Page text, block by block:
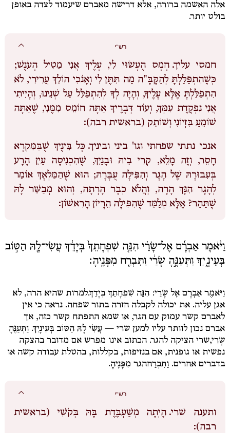
אלה האשמה ברורה, אלא דרישה מאברם שיעמוד לצדה באופן
בולט יותר.
רש"י
חמסי עליך. חָמָס הֶעָשׂוּי לִי, עָלֶיךָ אֲנִי מֵטִיל הָעֹנֶשׁ;
כְּשֶׁהִתְפַּלַּלְתָּ לְהַקָּבָּ"ה מַה תִּתֶּן לִי וְאָנֹכִי הוֹלֵךְ עֲרִירִי, לֹא
הִתְפַּלַּלְתָּ אֶלָּא עָלֶיךָ, וְהָיָה לְךָ לְהִתְפַּלֵּל עַל שְׁנֵינוּ, וְהָיִיתִי
אֲנִי נִפְקֶדֶת עִמְּךָ, וְעוֹד דְּבָרֶיךָ אַתָּה חוֹמֵס מִמֶּנִי, שֶׁאַתָּה
שׁוֹמֵעַ בִּזְיוֹנִי וְשׁוֹתֵק (בראשית רבה):
אנכי נתתי שפחתי וגו' ביני וביניך. כָּל בֵּינֶיךָ שֶׁבַּמִּקְרָא
חָסֵר, וְזֶה מָלֵא, קְרִי בֵיהּ וּבָנַיִךְ, שֶׁהִכְנִיסָה עַיִן הָרָע
בְּעִבּוּרָהּ שֶׁל הָגָר וְהִפִּילָה עֻבָּרָהּ; הוּא שֶׁהַמַּלְאָךְ אוֹמֵר
לְהָגָר הִנָּךְ הָרָה, וְהֲלֹא כְבָר הָרְתָה, וְהוּא מְבַשֵּׁר לָהּ
שֶׁתַּהַר? אֶלָּא מְלַמֵּד שֶׁהִפִּילָה הֵרָיוֹן הָרִאשׁוֹן:
וַיֹּ֨אמֶר אַבְרָ֜ם אֶל־שָׂרַ֗י הִנֵּ֤ה שִׁפְחָתֵךְ֙ בְּיָדֵ֔ךְ עֲשִׂי־לָ֖הּ הַטּ֣וֹב
בְּעֵינָ֑יִךְ וַתְּעַנֶּ֣הָ שָׂרַ֔י וַתִּבְרַ֖ח מִפָּנֶֽיהָ׃
וַיֹּאמֶר אַבְרָם אֶל שָׂרַי: הִנֵּה שִׁפְחָתֵךְ בְּיָדֵךְ.למרות שהיא הרה, לא
אגן עליה. את יכולה לקבלה חזרה בתור שפחה. נראה כי אין
לאברם קשר עמוק עם הגר, או שמא התפתח קשר כזה, אך
אברם נכון לוותר עליו למען שרי — עֲשִׂי לָהּ הַטּוֹב בְּעֵינָיִךְ. וַתְּעַנֶּהָ
שָׂרַי,שרי הציקה להגר. הכתוב אינו מפרש אם מדובר בהצקה
נפשית או גופנית, אם בנזיפות, בקללות, בהטלת עבודה קשה או
בדברים אחרים. וַתִּבְרַחהגר מִפָּנֶיהָ.
רש"י
ותענה שׁרי. הָיְתָה מְשַׁעְבֶּדֶת בָּהּ בְּקֹשִׁי (בראשית
רבה):